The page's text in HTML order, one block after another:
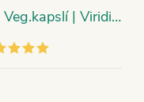
Ostropestřec - Milk Thistle 90 Veg.kapslí | Viridian